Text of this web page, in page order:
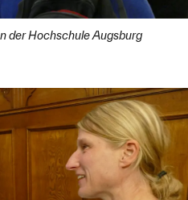
der Hochschule Augsburg